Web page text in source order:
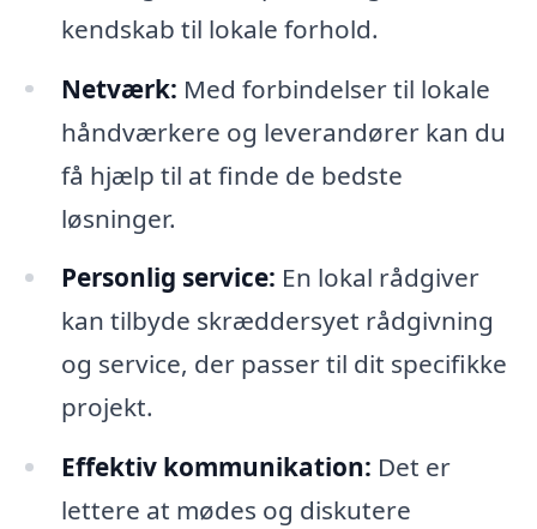
kendskab til lokale forhold.
Netværk: Med forbindelser til lokale
håndværkere og leverandører kan du
få hjælp til at finde de bedste
løsninger.
Personlig service: En lokal rådgiver
kan tilbyde skræddersyet rådgivning
og service, der passer til dit specifikke
projekt.
Effektiv kommunikation: Det er
lettere at mødes og diskutere